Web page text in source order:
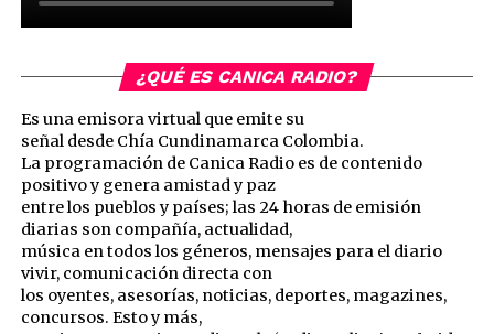
¿QUÉ ES CANICA RADIO?
Es una emisora virtual que emite su
señal desde Chía Cundinamarca Colombia.
La programación de Canica Radio es de contenido
positivo y genera amistad y paz
entre los pueblos y países; las 24 horas de emisión
diarias son compañía, actualidad,
música en todos los géneros, mensajes para el diario
vivir, comunicación directa con
los oyentes, asesorías, noticias, deportes, magazines,
concursos. Esto y más,